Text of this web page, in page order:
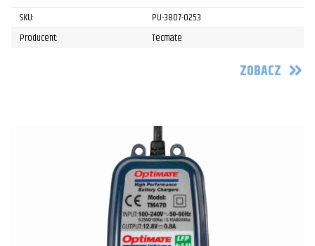
SKU:
PU-3807-0253
Producent:
Tecmate
ZOBACZ